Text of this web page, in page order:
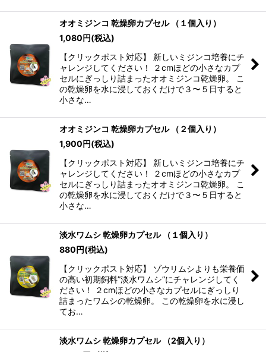
オオミジンコ 乾燥卵カプセル （１個入り）
1,080円(税込)
【クリックポスト対応】 新しいミジンコ培養にチ
ャレンジしてください！ ２cmほどの小さなカプ
セルにぎっしり詰まったオオミジンコ乾燥卵。 こ
の乾燥卵を水に浸しておくだけで３〜５日すると
小さな…
オオミジンコ 乾燥卵カプセル （２個入り）
1,900円(税込)
【クリックポスト対応】 新しいミジンコ培養にチ
ャレンジしてください！ ２cmほどの小さなカプ
セルにぎっしり詰まったオオミジンコ乾燥卵。 こ
の乾燥卵を水に浸しておくだけで３〜５日すると
小さな…
淡水ワムシ 乾燥卵カプセル （１個入り）
880円(税込)
【クリックポスト対応】 ゾウリムシよりも栄養価
の高い初期飼料”淡水ワムシ”にチャレンジしてく
ださい！ ２cmほどの小さなカプセルにぎっしり
詰まったワムシの乾燥卵。 この乾燥卵を水に浸し
てお…
淡水ワムシ 乾燥卵カプセル （2個入り）